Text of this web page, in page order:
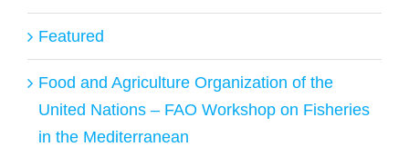
Featured
Food and Agriculture Organization of the
United Nations – FAO Workshop on Fisheries
in the Mediterranean